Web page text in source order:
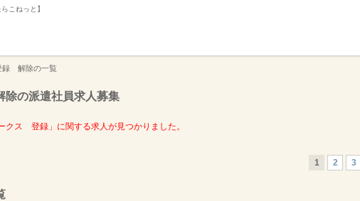
こねっと】
録 解除の一覧
の派遣社員求人募集
クス 登録」に関する求人が見つかりました。
1 2 3